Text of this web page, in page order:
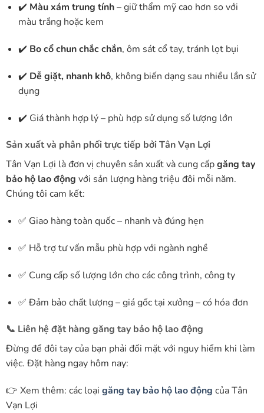
✔️ Màu xám trung tính– giữ thẩm mỹ cao hơn so với
màu trắng hoặc kem
✔️ Bo cổ chun chắc chắn, ôm sát cổ tay, tránh lọt bụi
✔️ Dễ giặt, nhanh khô, không biến dạng sau nhiều lần sử
dụng
✔️ Giá thành hợp lý – phù hợp sử dụng số lượng lớn
Sản xuất và phân phối trực tiếp bởi Tân Vạn Lợi
Tân Vạn Lợi là đơn vị chuyên sản xuất và cung cấpgăng tay
bảo hộ lao động với sản lượng hàng triệu đôi mỗi năm.
Chúng tôi cam kết:
✅ Giao hàng toàn quốc – nhanh và đúng hẹn
✅ Hỗ trợ tư vấn mẫu phù hợp với ngành nghề
✅ Cung cấp số lượng lớn cho các công trình, công ty
✅ Đảm bảo chất lượng – giá gốc tại xưởng – có hóa đơn
📞 Liên hệ đặt hàng găng tay bảo hộ lao động
Đừng để đôi tay của bạn phải đối mặt với nguy hiểm khi làm
việc. Đặt hàng ngay hôm nay:
👉 Xem thêm: các loại găng tay bảo hộ lao động của Tân
Vạn Lợi